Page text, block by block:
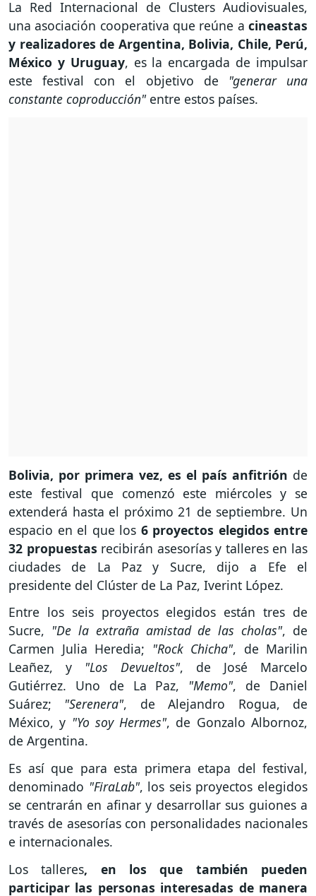
La Red Internacional de Clusters Audiovisuales,
una asociación cooperativa que reúne a cineastas
y realizadores de Argentina, Bolivia, Chile, Perú,
México y Uruguay, es la encargada de impulsar
este festival con el objetivo de "generar una
constante coproducción"entre estos países.
Bolivia, por primera vez, es el país anfitrión de
este festival que comenzó este miércoles y se
extenderá hasta el próximo 21 de septiembre. Un
espacio en el que los 6 proyectos elegidos entre
32 propuestas recibirán asesorías y talleres en las
ciudades de La Paz y Sucre, dijo a Efe el
presidente del Clúster de La Paz, Iverint López.
Entre los seis proyectos elegidos están tres de
Sucre, "De la extraña amistad de las cholas", de
Carmen Julia Heredia; "Rock Chicha", de Marilin
Leañez, y "Los Devueltos", de José Marcelo
Gutiérrez. Uno de La Paz, "Memo", de Daniel
Suárez; "Serenera", de Alejandro Rogua, de
México, y "Yo soy Hermes", de Gonzalo Albornoz,
de Argentina.
Es así que para esta primera etapa del festival,
denominado "FiraLab", los seis proyectos elegidos
se centrarán en afinar y desarrollar sus guiones a
través de asesorías con personalidades nacionales
e internacionales.
Los talleres, en los que también pueden
participar las personas interesadas de manera